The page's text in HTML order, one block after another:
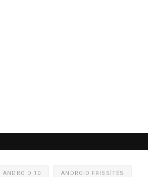
ANDROID 10 ANDROID FRISSÍTÉS